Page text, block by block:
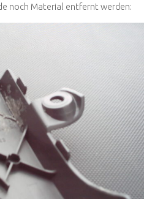
noch Material entfernt werden: